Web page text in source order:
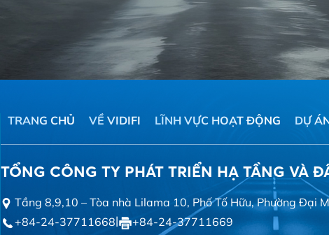
TRANG CHỦ VỀ VIDIFI LĨNH VỰC HOẠT ĐỘNG DỰ
TỔNG CÔNG TY PHÁT TRIỂN HẠ TẦNG VÀ
Tầng 8,9,10 – Tòa nhà Lilama 10, Phố Tố Hữu, Phường Đại
+84-24-37711668|
+84-24-37711669